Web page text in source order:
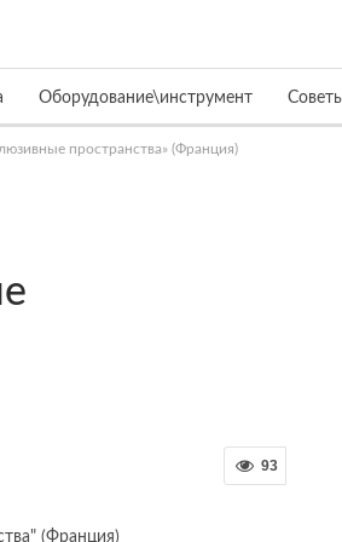
Оборудование\инструмент
пространства» (Франция)
93